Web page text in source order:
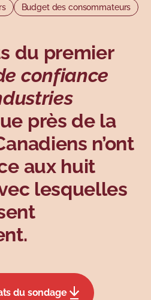
Budget des consommateurs
du premier
confiance
près de la
n’ont
aux huit
lesquelles
du sondage